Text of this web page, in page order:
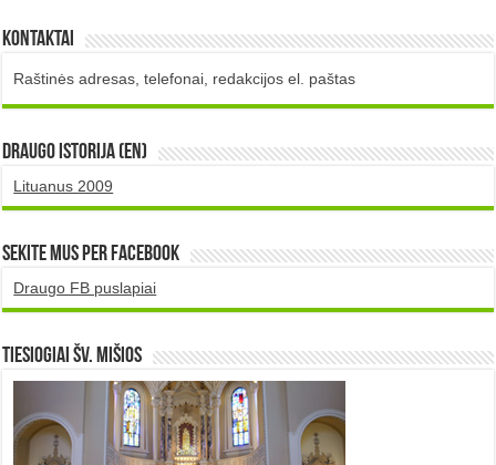
Kontaktai
Raštinės adresas, telefonai, redakcijos el. paštas
DRAUGO istorija (EN)
Lituanus 2009
Sekite mus per Facebook
Draugo FB puslapiai
TIESIOGIAI šv. MIŠIOS